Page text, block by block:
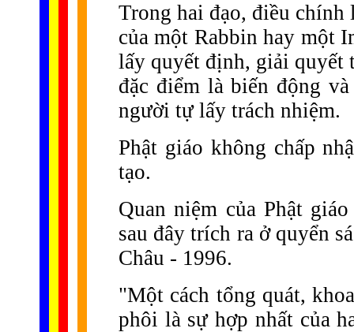
Trong hai đạo, điều
của một Rabbin hay một
lấy quyết định, giải quyết
đặc điểm là biến động
người tự lấy trách nhiệm.
Phật giáo không chấp
tạo.
Quan niệm của Phật
sau đây trích ra ở quyển
Châu - 1996.
"Một cách tổng quát,
phôi là sự hợp nhất của